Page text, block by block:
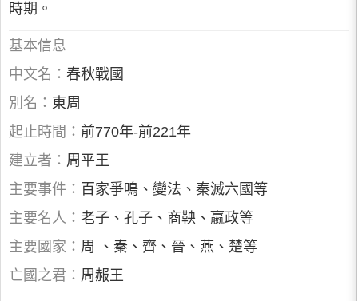
時期。
基本信息
中文名： 春秋戰國
別名： 東周
起止時間： 前770年-前221年
建立者： 周平王
主要事件： 百家爭鳴、變法、秦滅六國等
主要名人： 老子、孔子、商鞅、嬴政等
主要國家： 周 、秦、齊、晉、燕、楚等
亡國之君： 周赧王